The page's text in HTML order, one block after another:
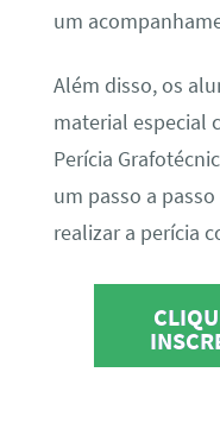
um
Além disso, os
material especial
Perícia
um passo a
realizar a perícia